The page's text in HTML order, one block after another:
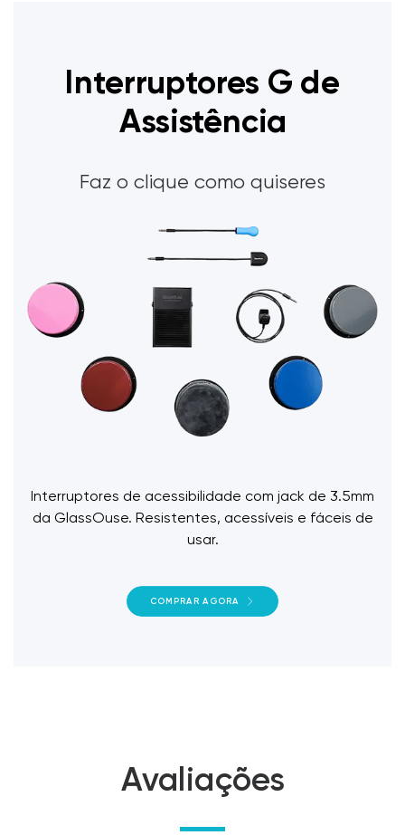
Interruptores G de
Assistência
Faz o clique como quiseres
Interruptores de acessibilidade com jack de 3.5mm
da GlassOuse. Resistentes, acessíveis e fáceis de
usar.
COMPRAR AGORA
Avaliações